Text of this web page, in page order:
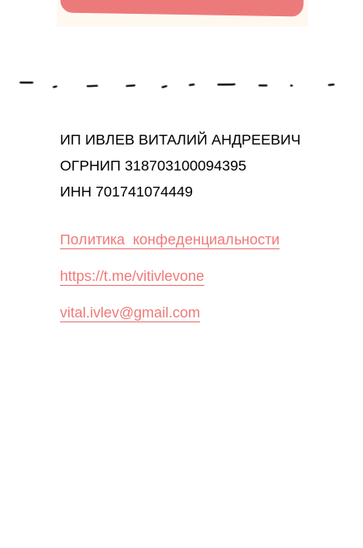
Политика конфеденциальности
ИП ИВЛЕВ ВИТАЛИЙ АНДРЕЕВИЧ
ОГРНИП 318703100094395
ИНН 701741074449
vital.ivlev@gmail.com
https://t.me/vitivlevone